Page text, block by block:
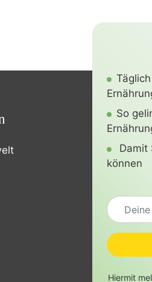
So
Damit
können
Hiermit